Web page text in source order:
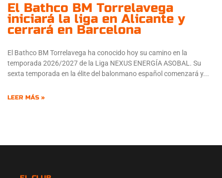
El Bathco BM Torrelavega
iniciará la liga en Alicante y
cerrará en Barcelona
El Bathco BM Torrelavega ha conocido hoy su camino en la
temporada 2026/2027 de la Liga NEXUS ENERGÍA ASOBAL. Su
sexta temporada en la élite del balonmano español comenzará y
LEER MÁS »